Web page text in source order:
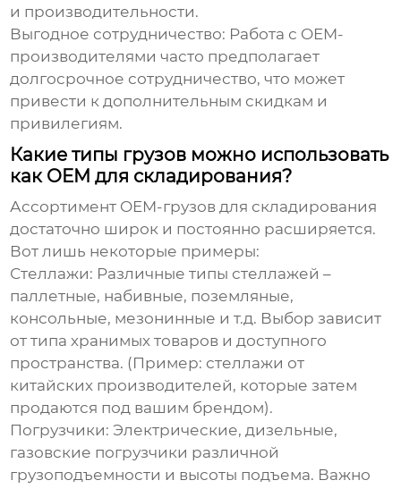
и производительности.
Выгодное сотрудничество: Работа с OEM-
производителями часто предполагает
долгосрочное сотрудничество, что может
привести к дополнительным скидкам и
привилегиям.
Какие типы грузов можно использовать
как OEM для складирования?
Ассортимент OEM-грузов для складирования
достаточно широк и постоянно расширяется.
Вот лишь некоторые примеры:
Стеллажи: Различные типы стеллажей –
паллетные, набивные, поземляные,
консольные, мезонинные и т.д. Выбор зависит
от типа хранимых товаров и доступного
пространства. (Пример: стеллажи от
китайских производителей, которые затем
продаются под вашим брендом).
Погрузчики: Электрические, дизельные,
газовские погрузчики различной
грузоподъемности и высоты подъема. Важно